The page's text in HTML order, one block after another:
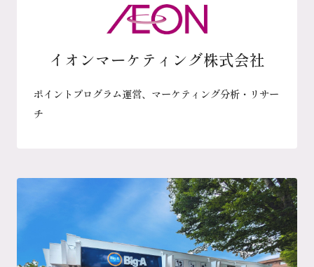
イオンマーケティング株式会社
ポイントプログラム運営、マーケティング分析・リサー
チ